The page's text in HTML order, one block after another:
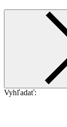
Vyhľadať: